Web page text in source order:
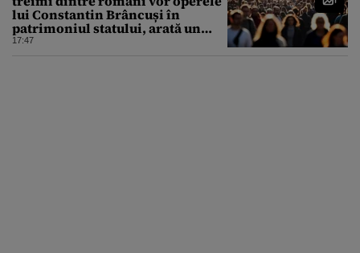
lui Constantin Brâncuși în
patrimoniul statului, arată un
sondaj
17:47